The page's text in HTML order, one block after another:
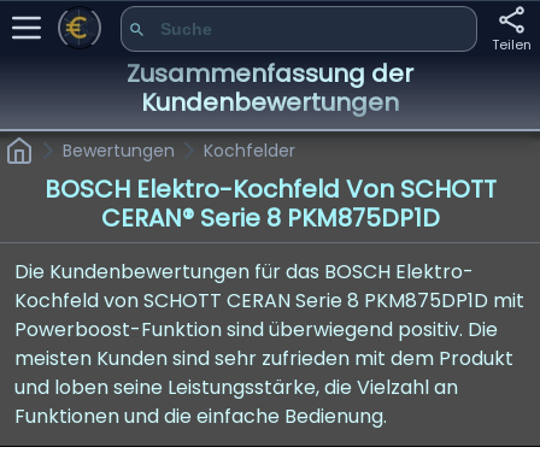
Teilen
Zusammenfassung der
Kundenbewertungen
Bewertungen Kochfelder
BOSCH Elektro-Kochfeld Von SCHOTT
CERAN® Serie 8 PKM875DP1D
Die Kundenbewertungen für das BOSCH Elektro-
Kochfeld von SCHOTT CERAN Serie 8 PKM875DP1D mit
Powerboost-Funktion sind überwiegend positiv. Die
meisten Kunden sind sehr zufrieden mit dem Produkt
und loben seine Leistungsstärke, die Vielzahl an
Funktionen und die einfache Bedienung.